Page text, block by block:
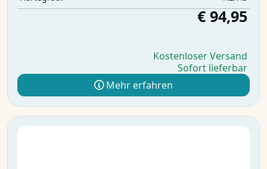
€ 94,95
Kostenloser Versand
Sofort lieferbar
Mehr erfahren